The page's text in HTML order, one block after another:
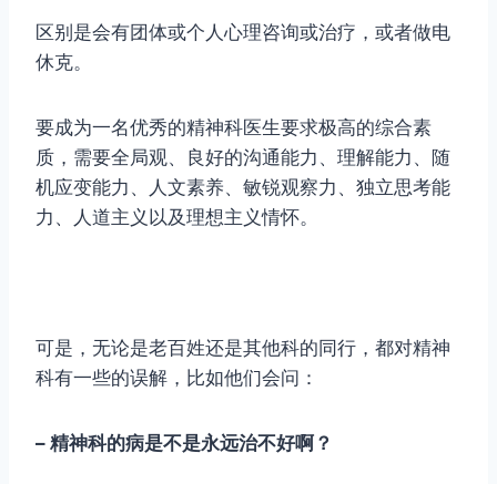
区别是会有团体或个人心理咨询或治疗，或者做电
休克。
要成为一名优秀的精神科医生要求极高的综合素
质，需要全局观、良好的沟通能力、理解能力、随
机应变能力、人文素养、敏锐观察力、独立思考能
力、人道主义以及理想主义情怀。
可是，无论是老百姓还是其他科的同行，都对精神
科有一些的误解，比如他们会问：
– 精神科的病是不是永远治不好啊？